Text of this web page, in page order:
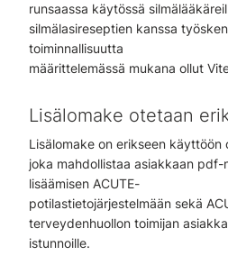
runsaassa käytössä
silmälasireseptien kanssa
toiminnallisuutta
määrittelemässä mukana ollut
Lisälomake otetaan
Lisälomake on erikseen käyttöön
joka mahdollistaa asiakkaan pdf-
lisäämisen ACUTE-
potilastietojärjestelmään sekä
terveydenhuollon toimijan
istunnoille.